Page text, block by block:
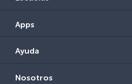
Apps
Ayuda
Nosotros